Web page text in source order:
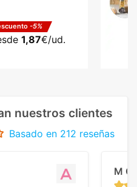
-5%
1,87€/ud.
nuestros clientes
Basado en 212 reseñas
M C